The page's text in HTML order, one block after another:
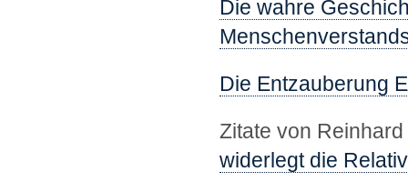
Die wahre
Die Entzauberung
Zitate von
widerlegt die